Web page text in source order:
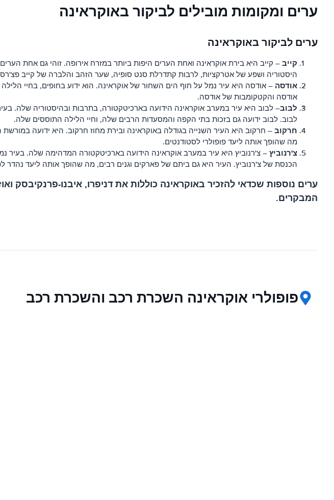
ערים ומקומות מובילים לביקור באוקראינה
ערים לביקור באוקראינה
קייב
היסטוריה ושפע של אטרקציות, לרבות קתדרלת סנט סופיה, שער הזהב והלברה של קייב
אודסה – אודסה היא עיר נמל על חוף הים השחור של אוקראינה. הוא ידוע בחופים, בחיי
אודסה והקטקומבות של אודסה.
לבוב– לבוב היא עיר במערב אוקראינה הידועה בארכיטקטורה, בתרבות ובהיסטוריה שלה.
לבוב. לבוב ידועה גם בזכות בתי הקפה והמסעדות הרבים שלה, וחיי הלילה התוססים שלה.
חרקוב – חרקוב היא העיר השנייה בגודלה באוקראינה ובירת מחוז חרקוב. היא ידועה
מה שהופך אותה ליעד פופולרי לסטודנטים.
צ'רנוביץ – צ'רנוביץ היא עיר במערב אוקראינה הידועה בארכיטקטורה המדהימה שלה. בעיר
הכנסת של צ'רנוביץ. העיר היא גם ביתם של פארקים וגנים רבים, מה שהופך אותה ליעד נהדר
ערים נוספות שכדאי להזכיר באוקראינה כוללות את דניפרו, איבנו-פרנקיבסק
המבקרים.
פופולרי אוקראינה השכרת רכב והשכרת רכב